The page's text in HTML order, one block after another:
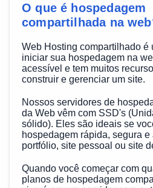
O que é hospedagem
compartilhada na
Web Hosting compartilhado é
iniciar sua hospedagem na
acessível e tem muitos
construir e gerenciar um site.
Nossos servidores de
da Web vêm com SSD's
sólido). Eles são ideais se
hospedagem rápida, segura
portfólio, site pessoal ou site
Quando você começar com
planos de hospedagem